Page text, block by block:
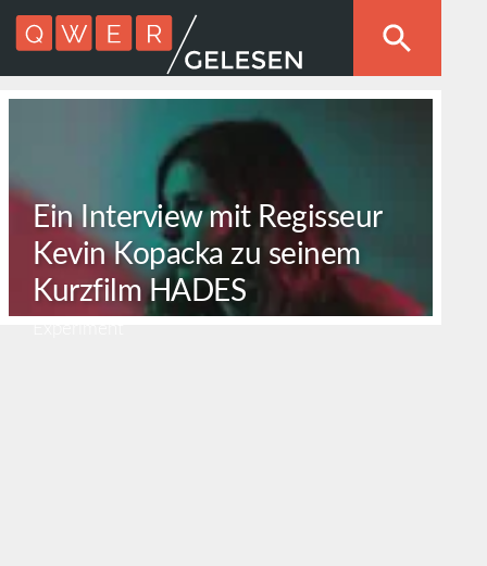
Ein Interview mit Regisseur
Kevin Kopacka zu seinem
Kurzfilm HADES